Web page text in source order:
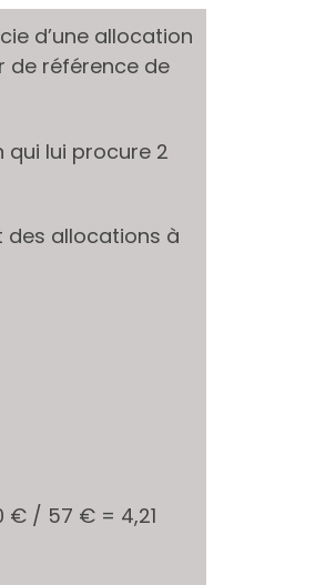
d’une allocation
de référence de
lui procure 2
des allocations à
€ / 57 € = 4,21